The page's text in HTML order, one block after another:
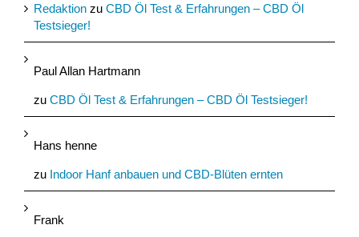
Redaktion zu CBD Öl Test & Erfahrungen – CBD Öl
Testsieger!
Paul Allan Hartmann
zu CBD Öl Test & Erfahrungen – CBD Öl Testsieger!
Hans henne
zu Indoor Hanf anbauen und CBD-Blüten ernten
Frank